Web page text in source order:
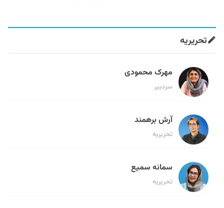
تحریریه
مهرک محمودی
سردبیر
آرش برهمند
تحریریه
سمانه سمیع
تحریریه